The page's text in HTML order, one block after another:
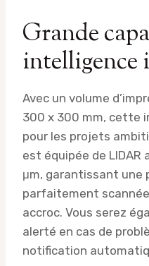
Grande
intelligence
Avec un volume
300 x 300 mm, cette
pour les projets
est équipée de LIDAR
μm, garantissant une
parfaitement
accroc. Vous serez
alerté en cas de
notification